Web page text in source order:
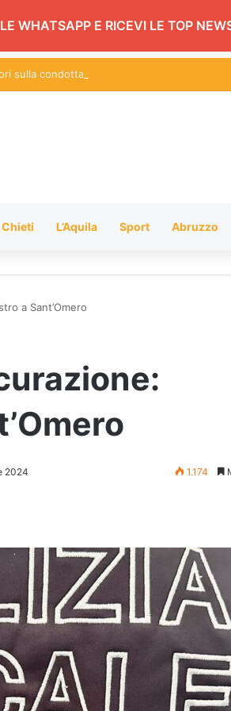
WHATSAPP E RICEVI LE TOP
sulla condotta adduttrice a Teramo: ecco
Chieti L’Aquila Sport Abruzzo
a Sant’Omero
2024 1.174